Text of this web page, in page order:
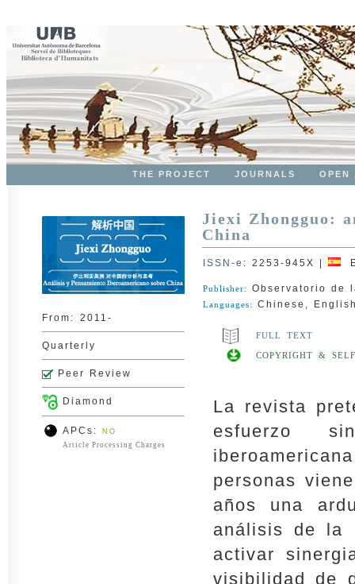
THE PROJECT JOURNALS OPEN
From: 2011-
Quarterly
Peer Review
Diamond
APCs:
NO
Article Processing Charges
Jiexi Zhongguo:
China
ISSN-e : 2253-945X
Publisher: Observatorio de
Languages: Chinese,
FULL TEXT
COPYRIGHT &
La revista
esfuerzo
personas
años una
análisis de la
activar
visibilidad de